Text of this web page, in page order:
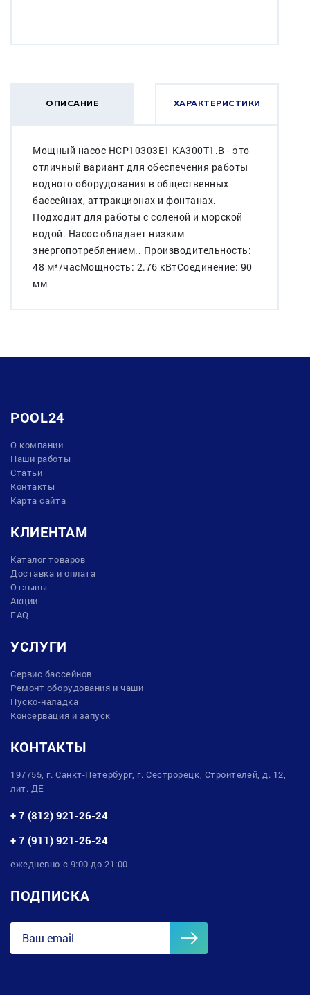
ОПИСАНИЕ ХАРАКТЕРИСТИКИ
Мощный насос HCP10303E1 KA300T1.B - это
отличный вариант для обеспечения работы
водного оборудования в общественных
бассейнах, аттракционах и фонтанах.
Подходит для работы с соленой и морской
водой. Насос обладает низким
энергопотреблением.. Производительность:
48 м³/часМощность: 2.76 кВтСоединение: 90
мм
POOL24
О компании
Наши работы
Статьи
Контакты
Карта сайта
КЛИЕНТАМ
Каталог товаров
Доставка и оплата
Отзывы
Акции
FAQ
УСЛУГИ
Сервис бассейнов
Ремонт оборудования и чаши
Пуско-наладка
Консервация и запуск
КОНТАКТЫ
197755, г. Санкт-Петербург, г. Сестрорецк, Строителей, д. 12,
лит. ДЕ
+ 7 (812) 921-26-24
+ 7 (911) 921-26-24
ежедневно с 9:00 до 21:00
ПОДПИСКА